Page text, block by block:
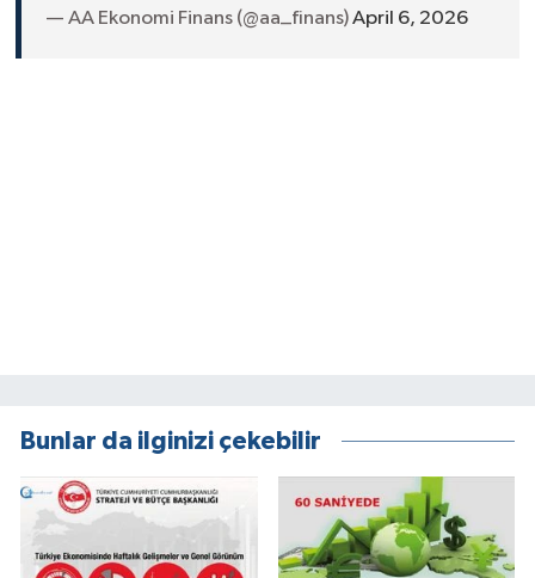
— AA Ekonomi Finans (@aa_finans)April 6, 2026
Bunlar da ilginizi çekebilir